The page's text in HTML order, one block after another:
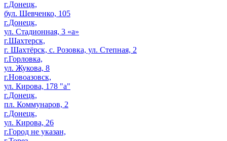
г.Донецк,
бул. Шевченко, 105
г.Донецк,
ул. Стадионная, 3 «а»
г.Шахтерск,
г. Шахтёрск, с. Розовка, ул. Степная, 2
г.Горловка,
ул. Жукова, 8
г.Новоазовск,
ул. Кирова, 178 "а"
г.Донецк,
пл. Коммунаров, 2
г.Донецк,
ул. Кирова, 26
г.Город не указан,